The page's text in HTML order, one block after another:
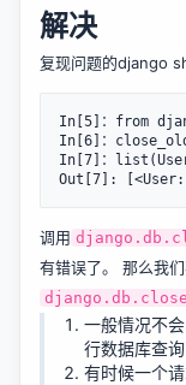
解决
复现问题的django
In[5]：from
In[6]：
In[7]：
调用
有错误了。 那么我
一般情况不
行数据库查
有时候一个